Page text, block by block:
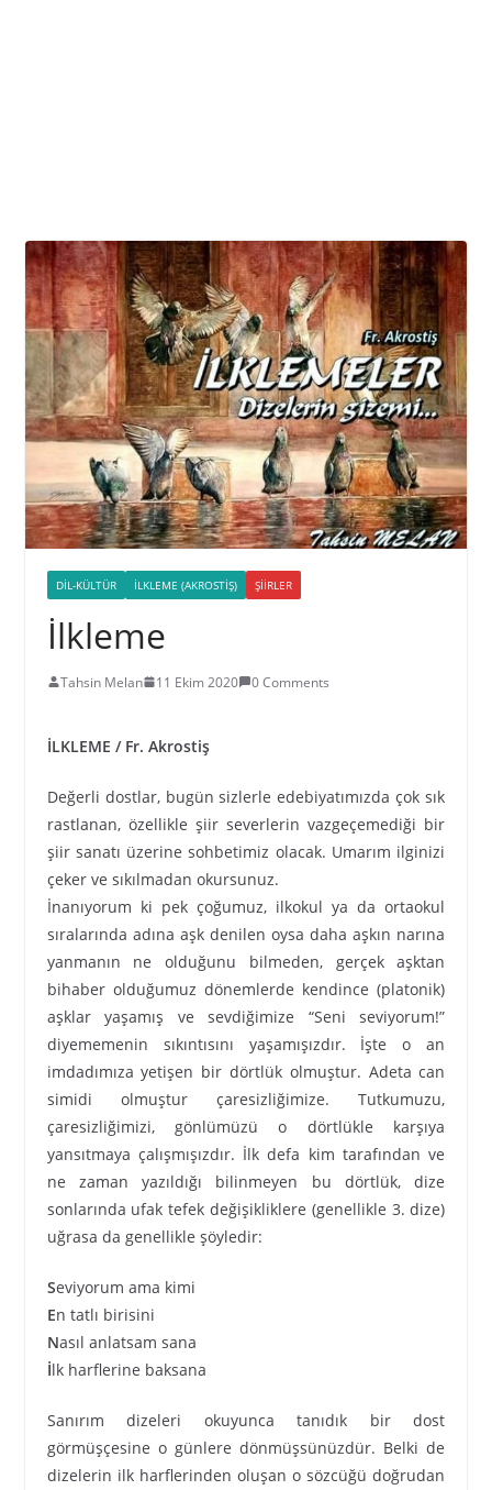
DIL-KÜLTÜR İLKLEME (AKROSTIŞ) ŞIIRLER
İlkleme
Tahsin Melan 11 Ekim 2020 0 Comments
İLKLEME / Fr. Akrostiş
Değerli dostlar, bugün sizlerle edebiyatımızda çok sık
rastlanan, özellikle şiir severlerin vazgeçemediği bir
şiir sanatı üzerine sohbetimiz olacak. Umarım ilginizi
çeker ve sıkılmadan okursunuz.
İnanıyorum ki pek çoğumuz, ilkokul ya da ortaokul
sıralarında adına aşk denilen oysa daha aşkın narına
yanmanın ne olduğunu bilmeden, gerçek aşktan
bihaber olduğumuz dönemlerde kendince (platonik)
aşklar yaşamış ve sevdiğimize “Seni seviyorum!”
diyememenin sıkıntısını yaşamışızdır. İşte o an
imdadımıza yetişen bir dörtlük olmuştur. Adeta can
simidi olmuştur çaresizliğimize. Tutkumuzu,
çaresizliğimizi, gönlümüzü o dörtlükle karşıya
yansıtmaya çalışmışızdır. İlk defa kim tarafından ve
ne zaman yazıldığı bilinmeyen bu dörtlük, dize
sonlarında ufak tefek değişikliklere (genellikle 3. dize)
uğrasa da genellikle şöyledir:
Seviyorum ama kimi
En tatlı birisini
Nasıl anlatsam sana
İlk harflerine baksana
Sanırım dizeleri okuyunca tanıdık bir dost
görmüşçesine o günlere dönmüşsünüzdür. Belki de
dizelerin ilk harflerinden oluşan o sözcüğü doğrudan